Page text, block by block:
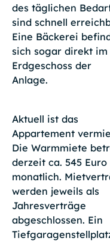
des täglichen
sind schnell
Eine Bäckerei
sich sogar direkt im
Erdgeschoss der
Anlage.
Aktuell ist das
Appartement
Die Warmmiete
derzeit ca. 545 Euro
monatlich.
werden jeweils als
Jahresverträge
abgeschlossen. Ein